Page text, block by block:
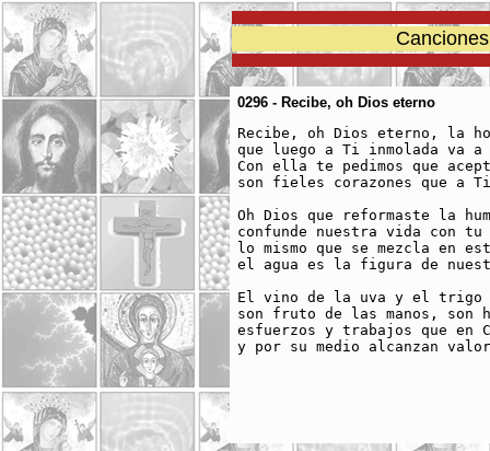
0296 - Recibe, oh Dios eterno
Recibe, oh Dios eterno, la
que luego a Ti inmolada va
Con ella te pedimos que
son fieles corazones que a
Oh Dios que reformaste la
confunde nuestra vida con
lo mismo que se mezcla en
el agua es la figura de
El vino de la uva y el trigo
son fruto de las manos,
esfuerzos y trabajos que en
y por su medio alcanzan